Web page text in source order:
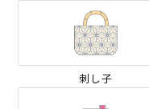
刺し子